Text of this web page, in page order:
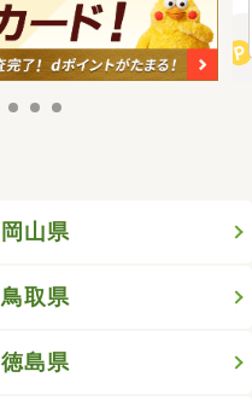
岡山県
鳥取県
徳島県